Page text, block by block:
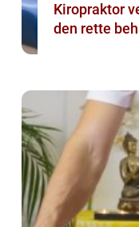
Kiropraktor vesterbro
den rette